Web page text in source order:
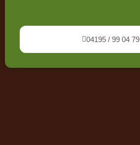
04195 / 99 04 79